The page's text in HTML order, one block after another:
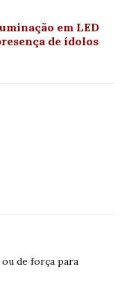
em LED
de ídolos
de força para